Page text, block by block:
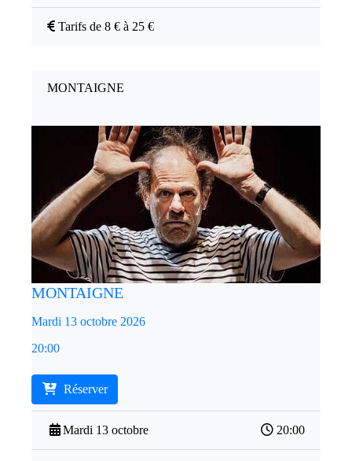
Tarifs de 8 € à 25 €
MONTAIGNE
MONTAIGNE
Mardi 13 octobre 2026
20:00
Réserver
Mardi 13 octobre 20:00